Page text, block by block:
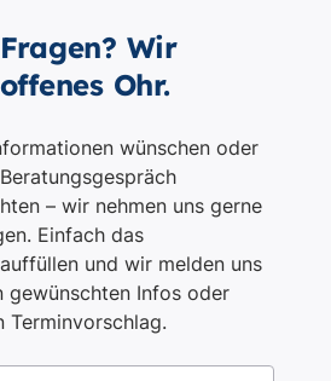
Wir
Ohr.
wünschen oder
– wir nehmen uns gerne
Einfach das
und wir melden uns
gewünschten Infos oder
Terminvorschlag.